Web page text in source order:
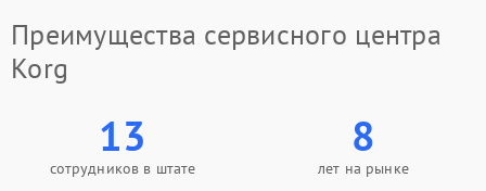
Преимущества сервисного центра
Korg
13
сотрудников в штате
8
лет на рынке